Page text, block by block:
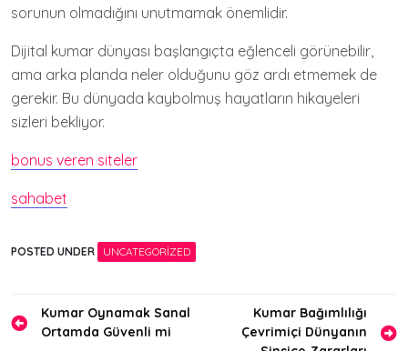
sorunun olmadığını unutmamak önemlidir.
Dijital kumar dünyası başlangıçta eğlenceli görünebilir,
ama arka planda neler olduğunu göz ardı etmemek de
gerekir. Bu dünyada kaybolmuş hayatların hikayeleri
sizleri bekliyor.
bonus veren siteler
sahabet
POSTED UNDER UNCATEGORIZED
Yazı
gezinmesi
Kumar Oynamak Sanal
Ortamda Güvenli mi
Kumar Bağımlılığı
Çevrimiçi Dünyanın